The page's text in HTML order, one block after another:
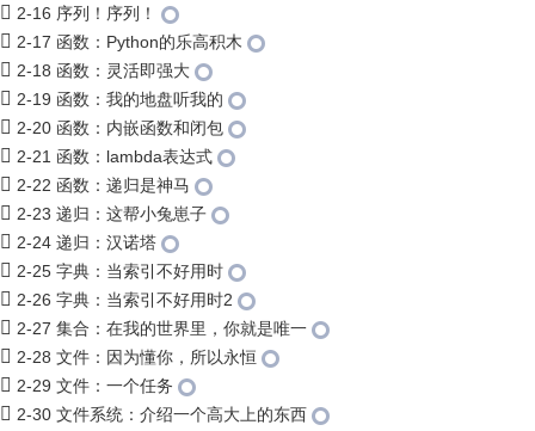
2-16 序列！序列！
2-17 函数：Python的乐高积木
2-18 函数：灵活即强大
2-19 函数：我的地盘听我的
2-20 函数：内嵌函数和闭包
2-21 函数：lambda表达式
2-22 函数：递归是神马
2-23 递归：这帮小兔崽子
2-24 递归：汉诺塔
2-25 字典：当索引不好用时
2-26 字典：当索引不好用时2
2-27 集合：在我的世界里，你就是唯一
2-28 文件：因为懂你，所以永恒
2-29 文件：一个任务
2-30 文件系统：介绍一个高大上的东西